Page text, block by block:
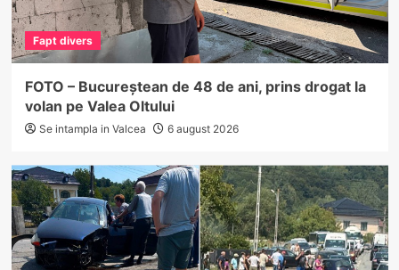
Fapt divers
FOTO – Bucureștean de 48 de ani, prins drogat la
volan pe Valea Oltului
Se intampla in Valcea 6 august 2026